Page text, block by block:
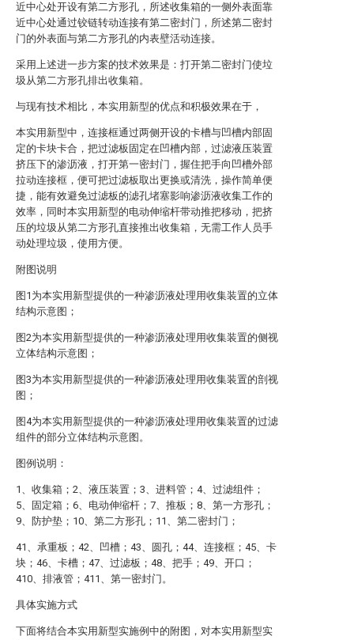
近中心处开设有第二方形孔，所述收集箱的一侧外表面靠
近中心处通过铰链转动连接有第二密封门，所述第二密封
门的外表面与第二方形孔的内表壁活动连接。
采用上述进一步方案的技术效果是：打开第二密封门使垃
圾从第二方形孔排出收集箱。
与现有技术相比，本实用新型的优点和积极效果在于，
本实用新型中，连接框通过两侧开设的卡槽与凹槽内部固
定的卡块卡合，把过滤板固定在凹槽内部，过滤液压装置
挤压下的渗沥液，打开第一密封门，握住把手向凹槽外部
拉动连接框，便可把过滤板取出更换或清洗，操作简单便
捷，能有效避免过滤板的滤孔堵塞影响渗沥液收集工作的
效率，同时本实用新型的电动伸缩杆带动推把移动，把挤
压的垃圾从第二方形孔直接推出收集箱，无需工作人员手
动处理垃圾，使用方便。
附图说明
图1为本实用新型提供的一种渗沥液处理用收集装置的立体
结构示意图；
图2为本实用新型提供的一种渗沥液处理用收集装置的侧视
立体结构示意图；
图3为本实用新型提供的一种渗沥液处理用收集装置的剖视
图；
图4为本实用新型提供的一种渗沥液处理用收集装置的过滤
组件的部分立体结构示意图。
图例说明：
1、收集箱；2、液压装置；3、进料管；4、过滤组件；
5、固定箱；6、电动伸缩杆；7、推板；8、第一方形孔；
9、防护垫；10、第二方形孔；11、第二密封门；
41、承重板；42、凹槽；43、圆孔；44、连接框；45、卡
块；46、卡槽；47、过滤板；48、把手；49、开口；
410、排液管；411、第一密封门。
具体实施方式
下面将结合本实用新型实施例中的附图，对本实用新型实